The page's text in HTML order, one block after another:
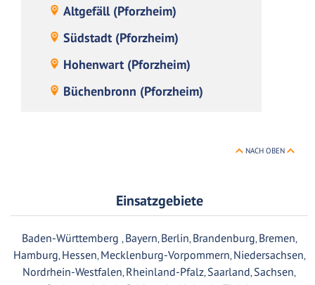
Altgefäll (Pforzheim)
Südstadt (Pforzheim)
Hohenwart (Pforzheim)
Büchenbronn (Pforzheim)
NACH OBEN
Einsatzgebiete
Baden-Württemberg ,Bayern,Berlin,Brandenburg,Bremen,
Hamburg,Hessen,Mecklenburg-Vorpommern,Niedersachsen,
Nordrhein-Westfalen,Rheinland-Pfalz,Saarland,Sachsen,